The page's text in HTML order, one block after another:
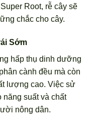
Root, rễ cây sẽ
chắc cho cây.
Sớm
hấp thụ dinh dưỡng
cành đều mà còn
lượng cao. Việc sử
năng suất và chất
nông dân.